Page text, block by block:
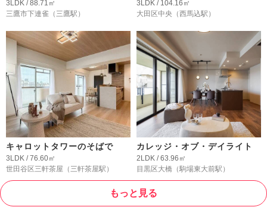
3LDK / 88.71㎡
三鷹市下連雀 （三鷹駅）
3LDK / 104.16㎡
大田区中央 （西馬込駅）
キャロットタワーのそばで
3LDK / 76.60㎡
世田谷区三軒茶屋 （三軒茶屋駅）
カレッジ・オブ・デイライト
2LDK / 63.96㎡
目黒区大橋 （駒場東大前駅）
もっと見る